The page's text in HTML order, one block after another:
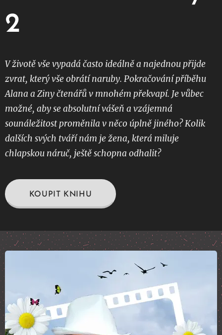
2
V životě vše vypadá často ideálně a najednou přijde
zvrat, který vše obrátí naruby. Pokračování příběhu
Alana a Ziny čtenářů v mnohém překvapí. Je vůbec
možné, aby se absolutní vášeň a vzájemná
sounáležitost proměnila v něco úplně jiného? Kolik
dalších svých tváří nám je žena, která miluje
chlapskou náruč, ještě schopna odhalit?
KOUPIT KNIHU